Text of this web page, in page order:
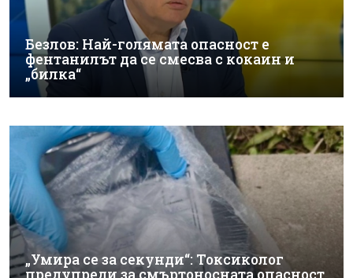
Безлов: Най-голямата опасност е
фентанилът да се смесва с кокаин и
„билка“
„Умира се за секунди“: Токсиколог